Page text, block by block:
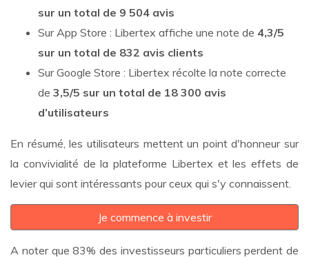
sur un total de 9 504 avis
Sur App Store : Libertex affiche une note de 4,3/5
sur un total de 832 avis clients
Sur Google Store : Libertex récolte la note correcte
de 3,5/5 sur un total de 18 300 avis
d’utilisateurs
En résumé, les utilisateurs mettent un point d'honneur sur
la convivialité de la plateforme Libertex et les effets de
levier qui sont intéressants pour ceux qui s'y connaissent.
Je commence à investir
A noter que 83% des investisseurs particuliers perdent de